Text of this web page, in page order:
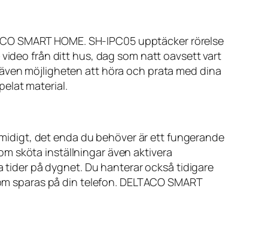
SMART HOME. SH-IPC05 upptäcker rörelse
från ditt hus, dag som natt oavsett vart
möjligheten att höra och prata med dina
material.
det enda du behöver är ett fungerande
sköta inställningar även aktivera
tider på dygnet. Du hanterar också tidigare
på din telefon. DELTACO SMART